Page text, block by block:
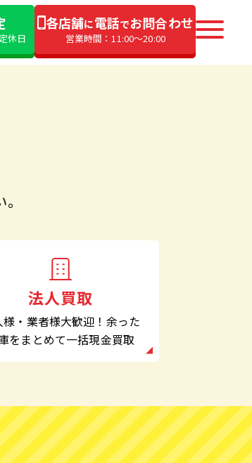
休日
各店舗に電話でお問合わせ
営業時間：11:00〜20:00
法人買取
様・業者様大歓迎！余った
をまとめて一括現金買取